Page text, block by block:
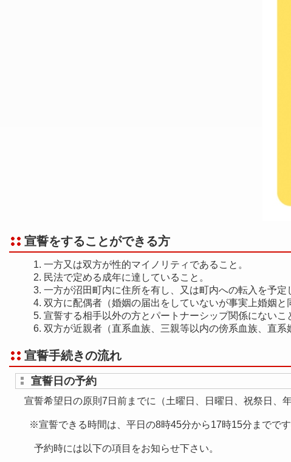
宣誓をすることができる方
一方又は双方が性的マイノリティであること。
民法で定める成年に達していること。
一方が沼田町内に住所を有し、又は町内への転入を予定
双方に配偶者（婚姻の届出をしていないが事実上婚姻と
宣誓する相手以外の方とパートナーシップ関係にないこ
双方が近親者（直系血族、三親等以内の傍系血族、直
宣誓手続きの流れ
宣誓日の予約
宣誓希望日の原則7日前までに（土曜日、日曜日、祝祭日、
※宣誓できる時間は、平日の8時45分から17時15分までです
予約時には以下の項目をお知らせ下さい。